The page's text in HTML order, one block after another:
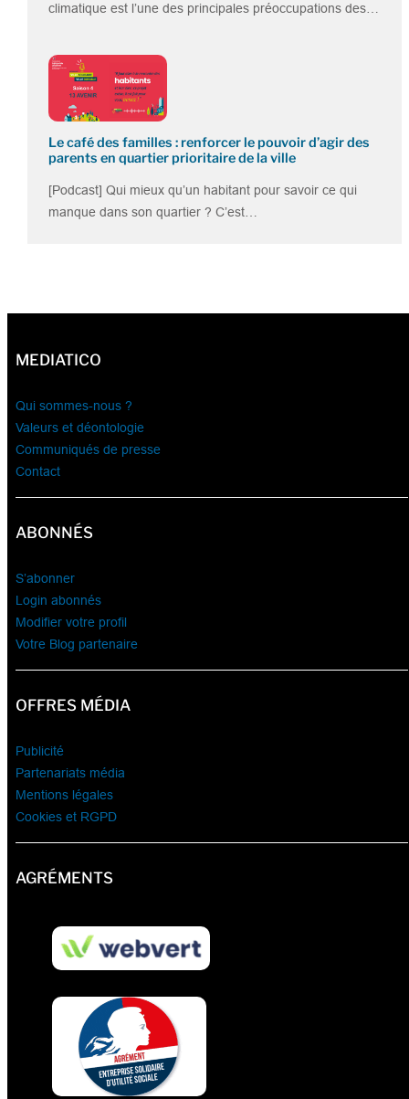
climatique est l’une des principales préoccupations des…
Le café des familles : renforcer le pouvoir d’agir des
parents en quartier prioritaire de la ville
[Podcast] Qui mieux qu’un habitant pour savoir ce qui
manque dans son quartier ? C’est…
MEDIATICO
Qui sommes-nous ?
Valeurs et déontologie
Communiqués de presse
Contact
ABONNÉS
S’abonner
Login abonnés
Modifier votre profil
Votre Blog partenaire
OFFRES MÉDIA
Publicité
Partenariats média
Mentions légales
Cookies et RGPD
AGRÉMENTS